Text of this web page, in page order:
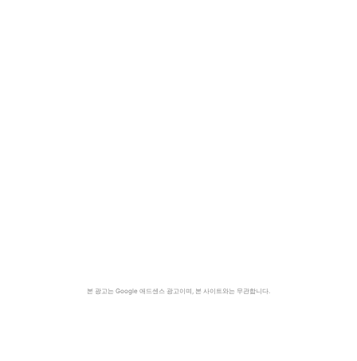
본 광고는 Google 애드센스 광고이며, 본 사이트와는 무관합니다.